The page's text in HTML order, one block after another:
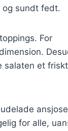
og sundt fedt.
For
salaten et friskt
for alle,